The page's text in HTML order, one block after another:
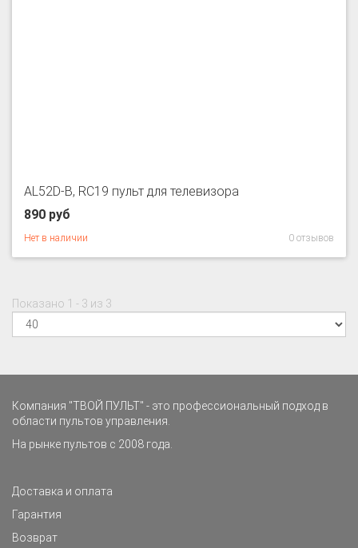
AL52D-B, RC19 пульт для телевизора
890 руб
Нет в наличии 0 отзывов
Показано 1 - 3 из 3
Компания "ТВОЙ ПУЛЬТ" - это профессиональный подход в
области пультов управления.
На рынке пультов с 2008 года.
Доставка и оплата
Гарантия
Возврат